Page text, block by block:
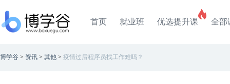
首页 就业班 优选提升课 全部
博学谷 > 资讯 > 其他 > 疫情过后程序员找工作难吗？